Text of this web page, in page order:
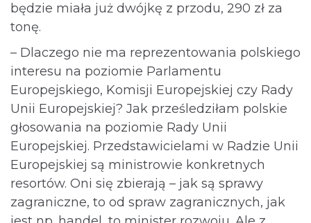
będzie miała już dwójkę z przodu, 290 zł za
tonę.
– Dlaczego nie ma reprezentowania polskiego
interesu na poziomie Parlamentu
Europejskiego, Komisji Europejskiej czy Rady
Unii Europejskiej? Jak prześledziłam polskie
głosowania na poziomie Rady Unii
Europejskiej. Przedstawicielami w Radzie Unii
Europejskiej są ministrowie konkretnych
resortów. Oni się zbierają – jak są sprawy
zagraniczne, to od spraw zagranicznych, jak